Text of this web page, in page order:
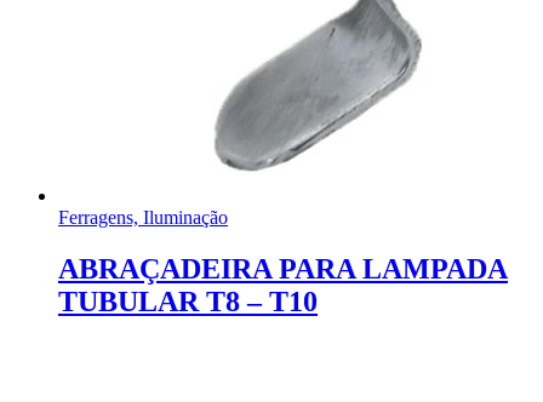
Ferragens, Iluminação
ABRAÇADEIRA PARA LAMPADA
TUBULAR T8 – T10